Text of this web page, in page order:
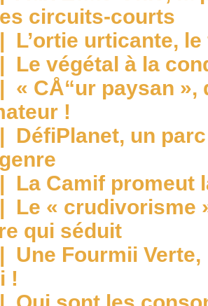
circuits-courts
| L’ortie urticante,
| Le végétal à la
| « CÅ“ur paysan
!
| DéfiPlanet, un
| La Camif promeut
| Le « crudivorisme
qui séduit
| Une Fourmii
!